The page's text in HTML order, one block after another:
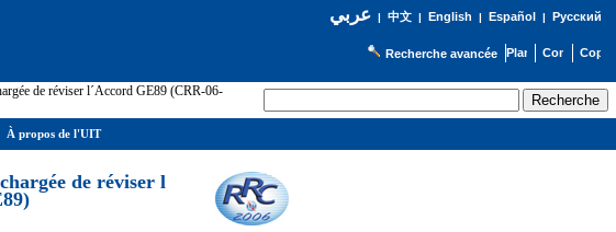
عربي| 中文| English | Español | Русский
Recherche avancée
de réviser l´Accord GE89 (CRR-06-
de réviser l
À propos de l'UIT